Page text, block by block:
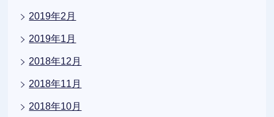
2019年2月
2019年1月
2018年12月
2018年11月
2018年10月